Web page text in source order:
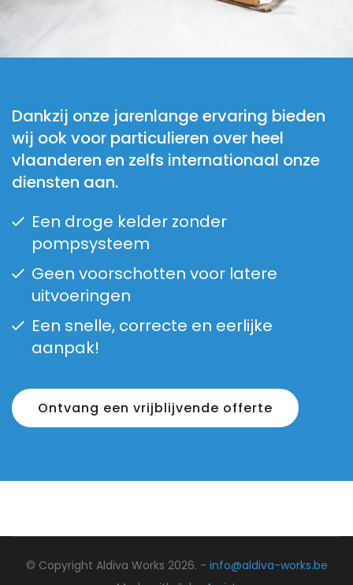
Dankzij onze jarenlange ervaring bieden
wij ook voor particulieren over heel
vlaanderen en zelfs internationaal onze
diensten aan.
Een droge kelder zonder
pompsysteem
Geen voorschotten voor latere
uitvoeringen
Een snelle, correcte en eerlijke
aanpak!
Ontvang een vrijblijvende offerte
© Copyright Aldiva Works 2026. - info@aldiva-works.be